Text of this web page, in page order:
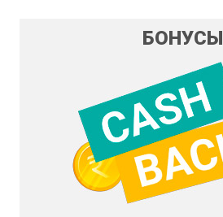
БОНУСЫ